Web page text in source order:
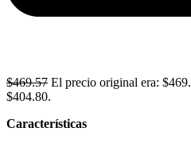
$469.57 El precio original era:
$404.80.
Características